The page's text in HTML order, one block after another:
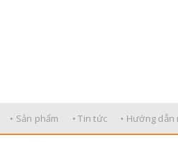
• Sản phẩm • Tin tức • Hướng